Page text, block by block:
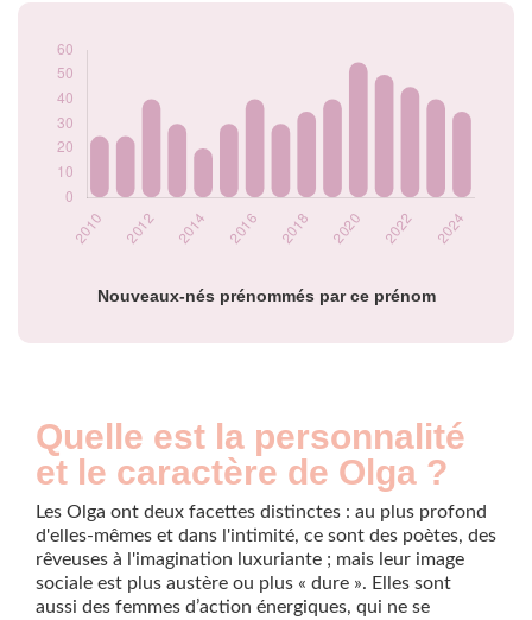
Nouveaux-nés prénommés par ce prénom
Popularité du
2019
2021
2022
45
2023
35
Quelle est la personnalité
et le caractère de Olga ?
Les Olga ont deux facettes distinctes : au plus profond
d'elles-mêmes et dans l'intimité, ce sont des poètes, des
rêveuses à l'imagination luxuriante ; mais leur image
sociale est plus austère ou plus « dure ». Elles sont
aussi des femmes d’action énergiques, qui ne se